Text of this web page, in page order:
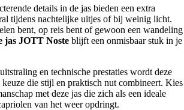
details in de jas bieden een extra
tijdens nachtelijke uitjes of bij weinig licht.
bent, op reis bent of gewoon een wandeling
jas JOTT Noste blijft een onmisbaar stuk in je
en technische prestaties wordt deze
keuze die stijl en praktisch nut combineert. Kies
met deze jas die zich als een ideale
van het weer opdringt.